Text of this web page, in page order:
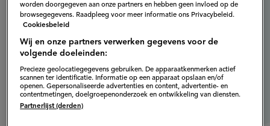
worden doorgegeven aan onze partners en hebben geen invloed op de
browsegegevens. Raadpleeg voor meer informatie ons Privacybeleid.
Cookiesbeleid
Wij en onze partners verwerken gegevens voor de
volgende doeleinden:
Precieze geolocatiegegevens gebruiken. De apparaatkenmerken actief
scannen ter identificatie. Informatie op een apparaat opslaan en/of
openen. Gepersonaliseerde advertenties en content, advertentie- en
contentmetingen, doelgroepenonderzoek en ontwikkeling van diensten.
Partnerlijst (derden)